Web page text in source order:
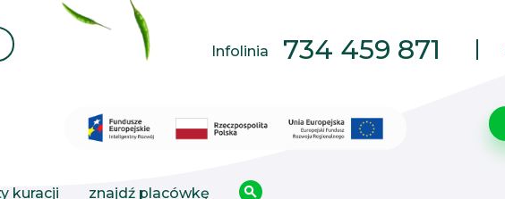
Infolinia 734 459 871
kuracji znajdź placówkę